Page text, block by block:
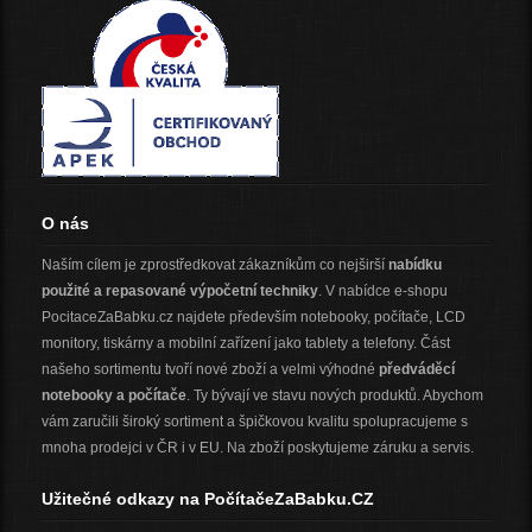
O nás
Naším cílem je zprostředkovat zákazníkům co nejširší nabídku
použité a repasované výpočetní techniky. V nabídce e-shopu
PocitaceZaBabku.cz najdete především notebooky, počítače, LCD
monitory, tiskárny a mobilní zařízení jako tablety a telefony. Část
našeho sortimentu tvoří nové zboží a velmi výhodné předváděcí
notebooky a počítače. Ty bývají ve stavu nových produktů. Abychom
vám zaručili široký sortiment a špičkovou kvalitu spolupracujeme s
mnoha prodejci v ČR i v EU. Na zboží poskytujeme záruku a servis.
Užitečné odkazy na PočítačeZaBabku.CZ